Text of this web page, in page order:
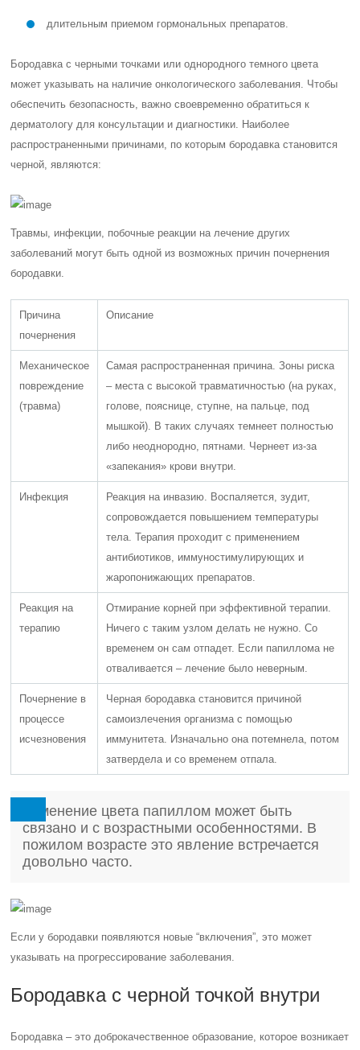
длительным приемом гормональных препаратов.
Бородавка с черными точками или однородного темного цвета
может указывать на наличие онкологического заболевания. Чтобы
обеспечить безопасность, важно своевременно обратиться к
дерматологу для консультации и диагностики. Наиболее
распространенными причинами, по которым бородавка становится
черной, являются:
Травмы, инфекции, побочные реакции на лечение других
заболеваний могут быть одной из возможных причин почернения
бородавки.
Причина
почернения
Описание
Механическое
повреждение
(травма)
Самая распространенная причина. Зоны риска
– места с высокой травматичностью (на руках,
голове, пояснице, ступне, на пальце, под
мышкой). В таких случаях темнеет полностью
либо неоднородно, пятнами. Чернеет из-за
«запекания» крови внутри.
Инфекция
Реакция на инвазию. Воспаляется, зудит,
сопровождается повышением температуры
тела. Терапия проходит с применением
антибиотиков, иммуностимулирующих и
жаропонижающих препаратов.
Реакция на
терапию
Отмирание корней при эффективной терапии.
Ничего с таким узлом делать не нужно. Со
временем он сам отпадет. Если папиллома не
отваливается – лечение было неверным.
Почернение в
процессе
исчезновения
Черная бородавка становится причиной
самоизлечения организма с помощью
иммунитета. Изначально она потемнела, потом
затвердела и со временем отпала.
Изменение цвета папиллом может быть
связано и с возрастными особенностями. В
пожилом возрасте это явление встречается
довольно часто.
Если у бородавки появляются новые “включения”, это может
указывать на прогрессирование заболевания.
Бородавка с черной точкой внутри
Бородавка – это доброкачественное образование, которое возникает